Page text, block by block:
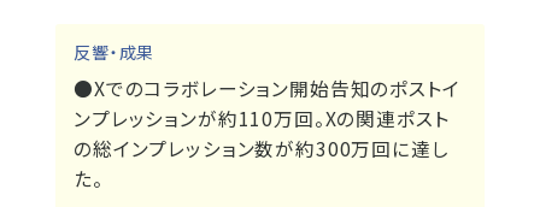
反響・成果
●Xでのコラボレーション開始告知のポストイ
ンプレッションが約110万回。Xの関連ポスト
の総インプレッション数が約300万回に達し
た。